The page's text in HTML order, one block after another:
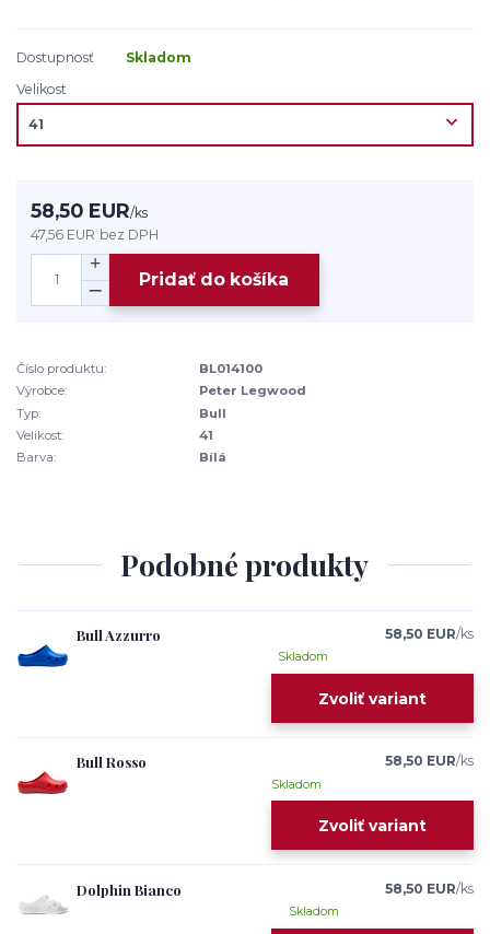
Dostupnosť
Skladom
Velikost
58,50 EUR/ks
47,56 EUR bez DPH
Pridať do košíka
Číslo produktu:
BL014100
Výrobce:
Peter Legwood
Typ:
Bull
Velikost:
41
Barva:
Bílá
Podobné produkty
Bull Azzurro 58,50 EUR/ks
Skladom
Zvoliť variant
Bull Rosso 58,50 EUR/ks
Skladom
Zvoliť variant
Dolphin Bianco 58,50 EUR/ks
Skladom